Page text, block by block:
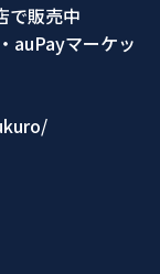
で販売中
auPayマーケッ